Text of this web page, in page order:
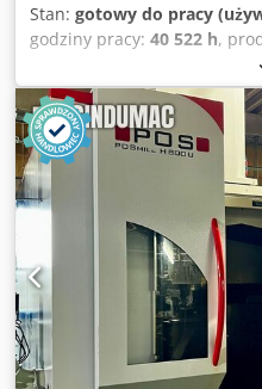
Stan: gotowy do pracy
godziny pracy: 40 522 h,
, model
3 400 mm, masa całkowita:
maszyna Mazak Variaxis
2007 roku. Jest to
wyposażone w 2-paletowy
narzędzi oraz sondę
system chłodzenia o
wydajność pracy. Idealny
swoje możliwości obróbcze.
uzyskać więcej informacji na
obrotowa wrzeciona: 12 000
Normalne ślady
narzędzi • Sonda Renishaw